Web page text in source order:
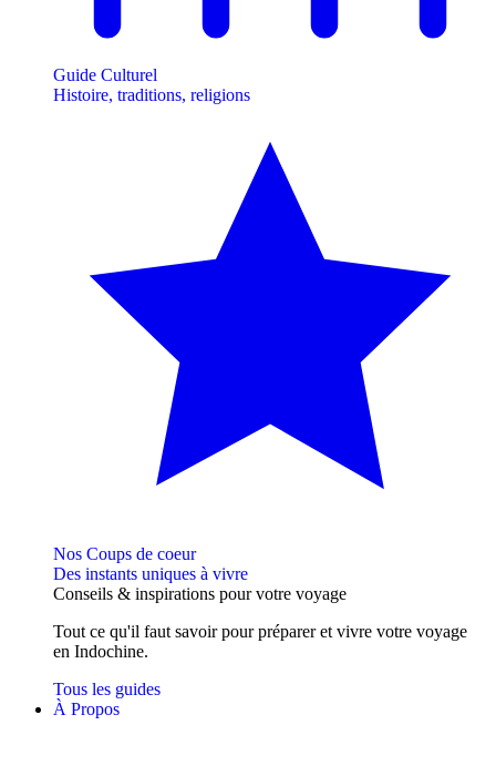
Guide Culturel
Histoire, traditions, religions
Nos Coups de coeur
Des instants uniques à vivre
Conseils & inspirations pour votre voyage
Tout ce qu'il faut savoir pour préparer et vivre votre voyage
en Indochine.
Tous les guides
À Propos